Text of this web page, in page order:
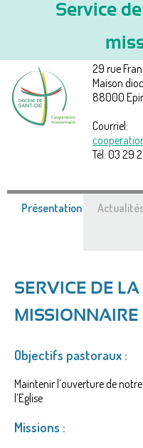
Vous
êtes
ici
Service
29 rue
Maison
88000
Courriel:
Tél: 03 29
Présentation (onglet
SERVICE DE
MISSIONNAIRE
Objectifs pastoraux :
Maintenir l’ouverture de
l’Eglise
Missions :